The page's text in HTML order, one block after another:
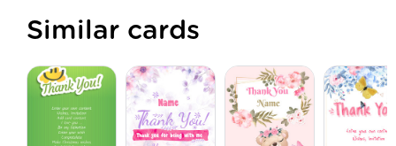
Similar cards